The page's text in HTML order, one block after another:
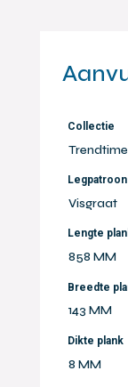
Collectie
Legpatroon
Visgraat
Lengte
858 MM
Breedte
143 MM
Dikte plank
8 MM